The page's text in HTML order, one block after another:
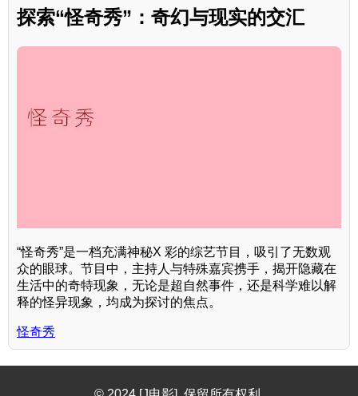
探索“怪奇秀”：奇幻与现实的交汇
“怪奇秀”是一档充满神秘X 彩的综艺节目，吸引了无数观
众的眼球。节目中，主持人与特殊嘉宾携手，揭开隐藏在
生活中的奇特现象，无论是超自然事件，还是科学难以解
释的怪异现象，均成为探讨的焦点。
怪奇秀